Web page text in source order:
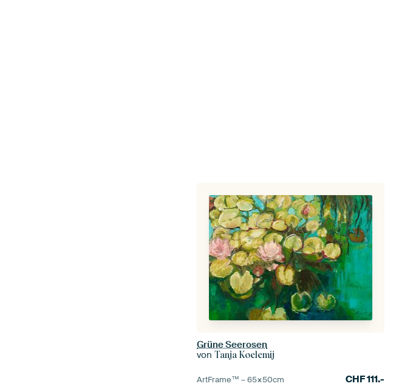
Grüne Seerosen
vonTanja Koelemij
ArtFrame™ –65×50cm CHF111.-